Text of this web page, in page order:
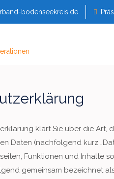
bodenseekreis.de
klärt Sie über die
Daten (nachfolgend kurz
Funktionen und Inhalte
gemeinsam bezeichnet